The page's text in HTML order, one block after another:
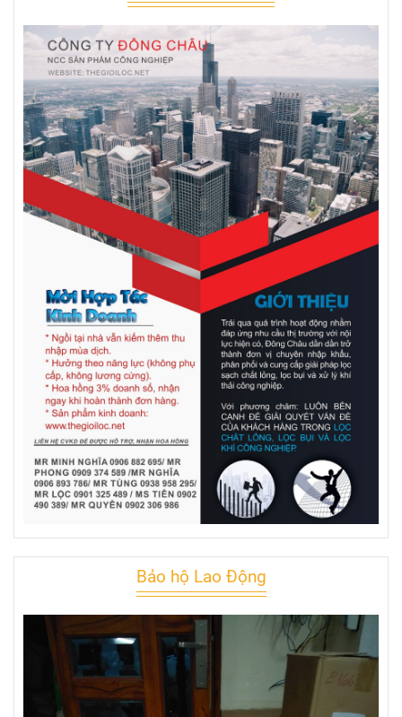
Bảo hộ Lao Động